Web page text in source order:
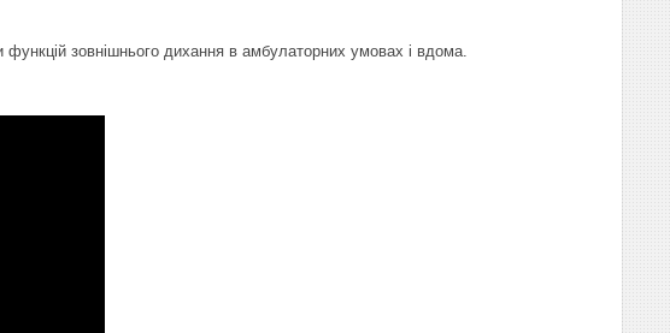
зовнішнього дихання в амбулаторних умовах і вдома.